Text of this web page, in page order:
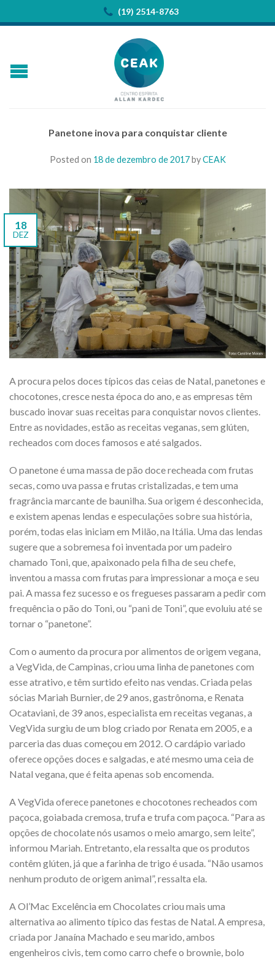
(19) 2514-8763
Panetone inova para conquistar cliente
Posted on 18 de dezembro de 2017byCEAK
18
DEZ
A procura pelos doces típicos das ceias de Natal, panetones e
chocotones, cresce nesta época do ano, e as empresas têm
buscado inovar suas receitas para conquistar novos clientes.
Entre as novidades, estão as receitas veganas, sem glúten,
recheados com doces famosos e até salgados.
O panetone é uma massa de pão doce recheada com frutas
secas, como uva passa e frutas cristalizadas, e tem uma
fragrância marcante de baunilha. Sua origem é desconhecida,
e existem apenas lendas e especulações sobre sua história,
porém, todas elas iniciam em Milão, na Itália. Uma das lendas
sugere que a sobremesa foi inventada por um padeiro
chamado Toni, que, apaixonado pela filha de seu chefe,
inventou a massa com frutas para impressionar a moça e seu
pai. A massa fez sucesso e os fregueses passaram a pedir com
frequência o pão do Toni, ou “pani de Toni”, que evoluiu até se
tornar o “panetone”.
Com o aumento da procura por alimentos de origem vegana,
a VegVida, de Campinas, criou uma linha de panetones com
esse atrativo, e têm surtido efeito nas vendas. Criada pelas
sócias Mariah Burnier, de 29 anos, gastrônoma, e Renata
Ocataviani, de 39 anos, especialista em receitas veganas, a
VegVida surgiu de um blog criado por Renata em 2005, e a
parceria das duas começou em 2012. O cardápio variado
oferece opções doces e salgadas, e até mesmo uma ceia de
Natal vegana, que é feita apenas sob encomenda.
A VegVida oferece panetones e chocotones recheados com
paçoca, goiabada cremosa, trufa e trufa com paçoca. “Para as
opções de chocolate nós usamos o meio amargo, sem leite”,
informou Mariah. Entretanto, ela ressalta que os produtos
contêm glúten, já que a farinha de trigo é usada. “Não usamos
nenhum produto de origem animal”, ressalta ela.
A Ol’Mac Excelência em Chocolates criou mais uma
alternativa ao alimento típico das festas de Natal. A empresa,
criada por Janaína Machado e seu marido, ambos
engenheiros civis, tem como carro chefe o brownie, bolo